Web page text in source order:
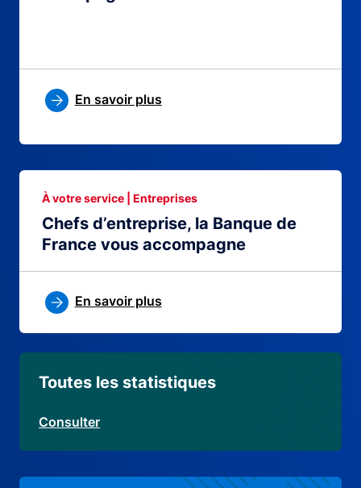
En savoir plus
Chefs d’entreprise, la Banque de
France vous accompagne
À votre service | Entreprises
En savoir plus
Toutes les statistiques
Consulter